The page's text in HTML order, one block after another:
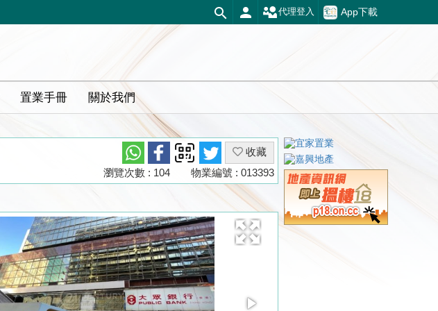
App下載
代理登入
置業手冊 關於我們
收藏
物業編號 : 013393
瀏覽次數 : 104